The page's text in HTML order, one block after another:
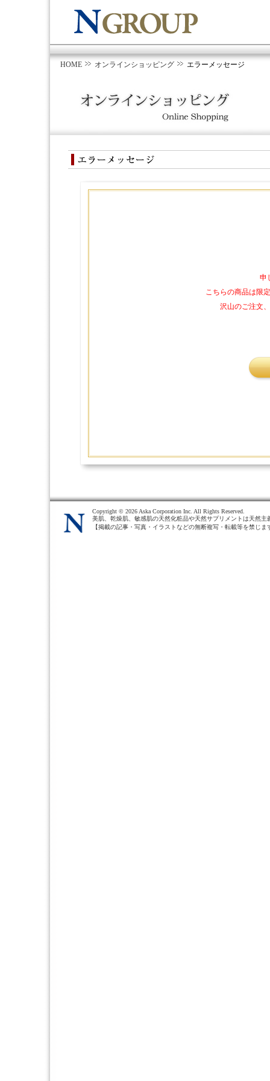
HOME オンラインショッピング エラーメッセージ
申
こちらの商品は限
沢山のご注文
Copyright © 2026 Aska Corporation Inc. All Rights Reserved.
美肌、乾燥肌、敏感肌の天然化粧品や天然サプリメントは天然主
【掲載の記事・写真・イラストなどの無断複写・転載等を禁じま